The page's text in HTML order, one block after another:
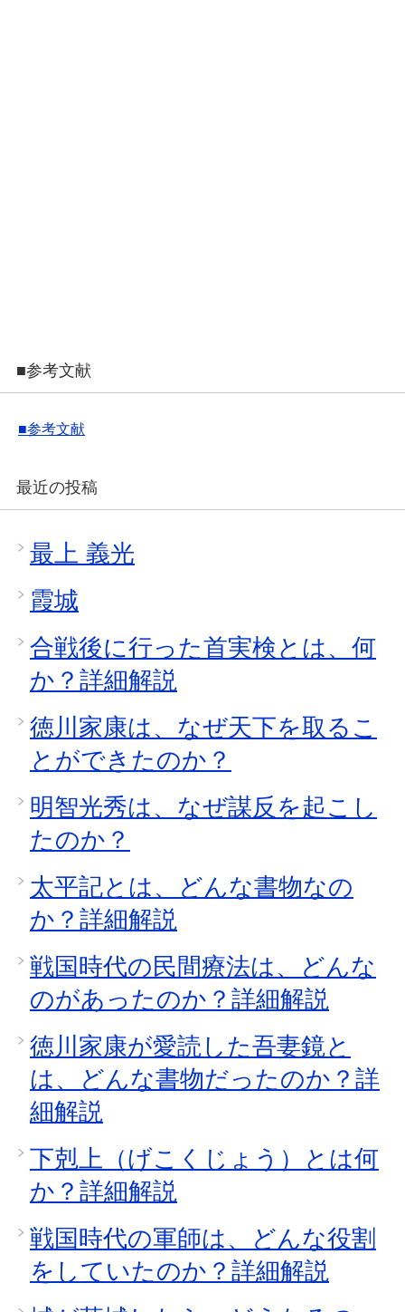
■参考文献
■参考文献
最近の投稿
最上 義光
霞城
合戦後に行った首実検とは、何
か？詳細解説
徳川家康は、なぜ天下を取るこ
とができたのか？
明智光秀は、なぜ謀反を起こし
たのか？
太平記とは、どんな書物なの
か？詳細解説
戦国時代の民間療法は、どんな
のがあったのか？詳細解説
徳川家康が愛読した吾妻鏡と
は、どんな書物だったのか？詳
細解説
下剋上（げこくじょう）とは何
か？詳細解説
戦国時代の軍師は、どんな役割
をしていたのか？詳細解説